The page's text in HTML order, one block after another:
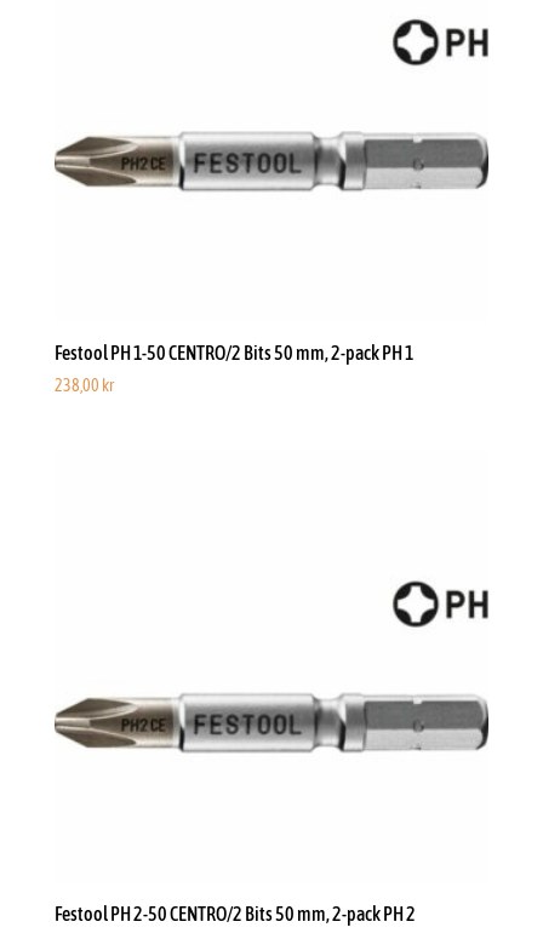
Festool PH 1-50 CENTRO/2 Bits 50 mm, 2-pack PH 1
238,00 kr
Festool PH 2-50 CENTRO/2 Bits 50 mm, 2-pack PH 2